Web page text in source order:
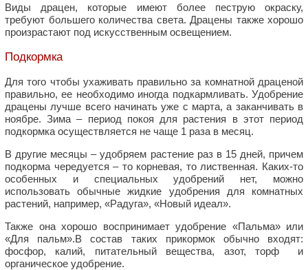
Виды драцен, которые имеют более пеструю окраску,
требуют большего количества света. Драцены также хорошо
произрастают под искусственным освещением.
Подкормка
Для того чтобы ухаживать правильно за комнатной драценой
правильно, ее необходимо иногда подкармливать. Удобрение
драцены лучше всего начинать уже с марта, а заканчивать в
ноябре. Зима – период покоя для растения в этот период
подкормка осуществляется не чаще 1 раза в месяц.
В другие месяцы – удобряем растение раз в 15 дней, причем
подкорма чередуется – то корневая, то лиственная. Каких-то
особенных и специальных удобрений нет, можно
использовать обычные жидкие удобрения для комнатных
растений, например, «Радуга», «Новый идеал».
Также она хорошо воспринимает удобрение «Пальма» или
«Для пальм».В состав таких прикормок обычно входят:
фосфор, калий, питательный вещества, азот, торф и
органическое удобрение.